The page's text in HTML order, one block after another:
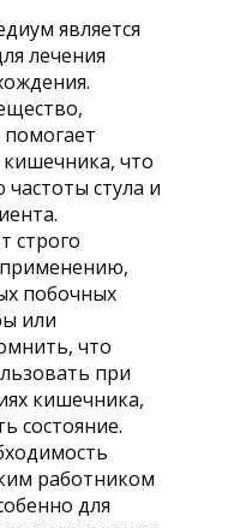
является
лечения
что
стула и
строго
побочных
или
что
при
кишечника,
состояние.
работником
для